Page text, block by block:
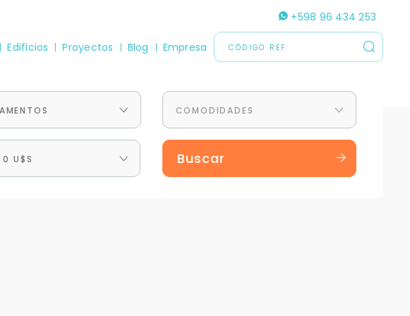
+598 96 434 253
Edificios Proyectos Blog Empresa
COMODIDADES
U$S Buscar